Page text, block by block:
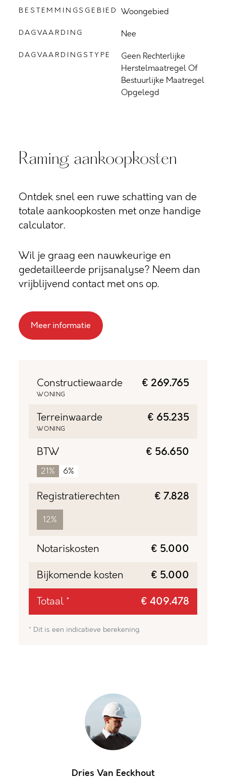
BESTEMMINGSGEBIED Woongebied
DAGVAARDING Nee
DAGVAARDINGSTYPE
Geen Rechterlijke
Herstelmaatregel Of
Bestuurlijke Maatregel
Opgelegd
Raming aankoopkosten
Ontdek snel een ruwe schatting van de
totale aankoopkosten met onze handige
calculator.
Wil je graag een nauwkeurige en
gedetailleerde prijsanalyse? Neem dan
vrijblijvend contact met ons op.
Meer informatie
Constructiewaarde
WONING
€ 269.765
Terreinwaarde
WONING
€ 65.235
BTW
21% 6%
€ 56.650
Registratierechten
12%
€ 7.828
Notariskosten
€ 5.000
Bijkomende kosten
€ 5.000
Totaal *
€ 409.478
* Dit is een indicatieve berekening.
Dries Van Eeckhout